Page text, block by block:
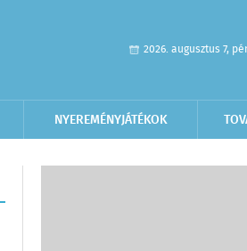
2026. augusztus 7,
NYEREMÉNYJÁTÉKOK